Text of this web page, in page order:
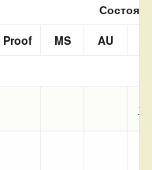
Proof
MS AU